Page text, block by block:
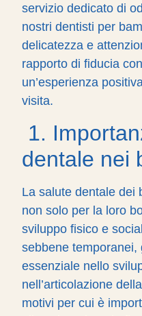
servizio dedicato di
nostri dentisti per
delicatezza e
rapporto di fiducia
un’esperienza
visita.
1.
dentale nei
La salute dentale dei
non solo per la loro
sviluppo fisico e
sebbene temporanei,
essenziale nello
nell’articolazione
motivi per cui è